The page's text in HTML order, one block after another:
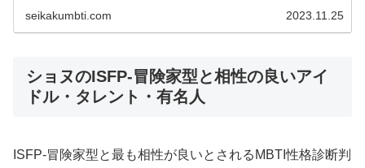
seikakumbti.com 2023.11.25
ショヌのISFP-冒険家型と相性の良いアイ
ドル・タレント・有名人
ISFP-冒険家型と最も相性が良いとされるMBTI性格診断判